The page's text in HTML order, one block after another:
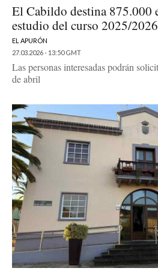
El Cabildo destina 875.000
estudio del curso 2025/2026
EL APURÓN
27.03.2026 - 13:50 GMT
Las personas interesadas podrán
de abril